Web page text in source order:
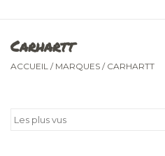
Vêtements hommes
Carhartt
ACCUEIL / MARQUES / CARHARTT